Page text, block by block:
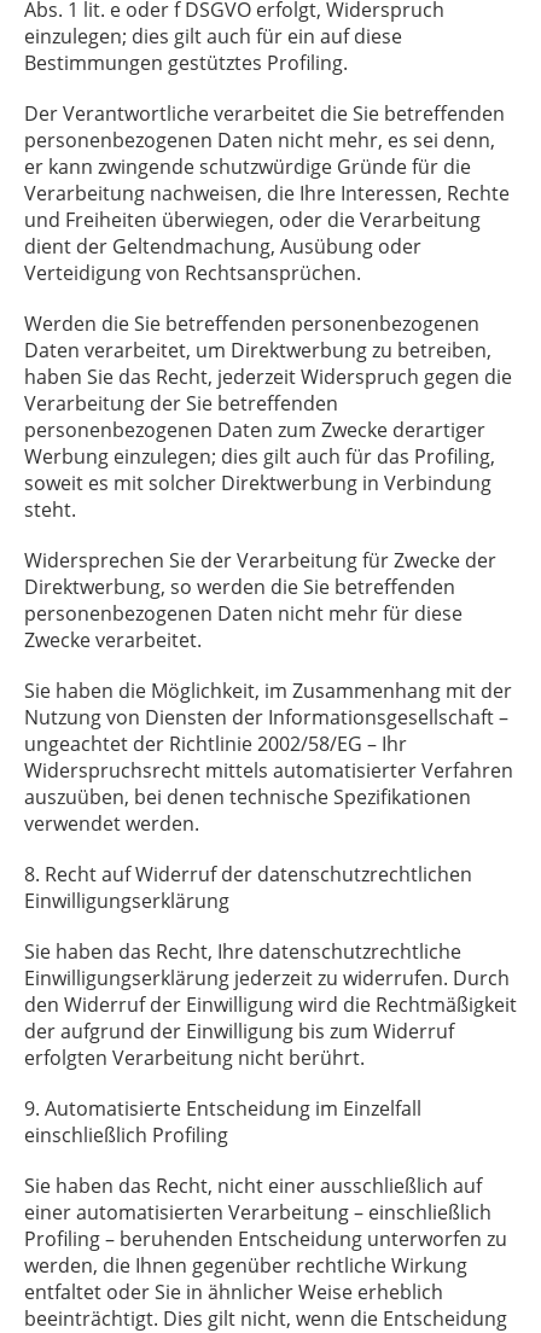
Abs. 1 lit. e oder f DSGVO erfolgt, Widerspruch
einzulegen; dies gilt auch für ein auf diese
Bestimmungen gestütztes Profiling.
Der Verantwortliche verarbeitet die Sie betreffenden
personenbezogenen Daten nicht mehr, es sei denn,
er kann zwingende schutzwürdige Gründe für die
Verarbeitung nachweisen, die Ihre Interessen, Rechte
und Freiheiten überwiegen, oder die Verarbeitung
dient der Geltendmachung, Ausübung oder
Verteidigung von Rechtsansprüchen.
Werden die Sie betreffenden personenbezogenen
Daten verarbeitet, um Direktwerbung zu betreiben,
haben Sie das Recht, jederzeit Widerspruch gegen die
Verarbeitung der Sie betreffenden
personenbezogenen Daten zum Zwecke derartiger
Werbung einzulegen; dies gilt auch für das Profiling,
soweit es mit solcher Direktwerbung in Verbindung
steht.
Widersprechen Sie der Verarbeitung für Zwecke der
Direktwerbung, so werden die Sie betreffenden
personenbezogenen Daten nicht mehr für diese
Zwecke verarbeitet.
Sie haben die Möglichkeit, im Zusammenhang mit der
Nutzung von Diensten der Informationsgesellschaft –
ungeachtet der Richtlinie 2002/58/EG – Ihr
Widerspruchsrecht mittels automatisierter Verfahren
auszuüben, bei denen technische Spezifikationen
verwendet werden.
8. Recht auf Widerruf der datenschutzrechtlichen
Einwilligungserklärung
Sie haben das Recht, Ihre datenschutzrechtliche
Einwilligungserklärung jederzeit zu widerrufen. Durch
den Widerruf der Einwilligung wird die Rechtmäßigkeit
der aufgrund der Einwilligung bis zum Widerruf
erfolgten Verarbeitung nicht berührt.
9. Automatisierte Entscheidung im Einzelfall
einschließlich Profiling
Sie haben das Recht, nicht einer ausschließlich auf
einer automatisierten Verarbeitung – einschließlich
Profiling – beruhenden Entscheidung unterworfen zu
werden, die Ihnen gegenüber rechtliche Wirkung
entfaltet oder Sie in ähnlicher Weise erheblich
beeinträchtigt. Dies gilt nicht, wenn die Entscheidung